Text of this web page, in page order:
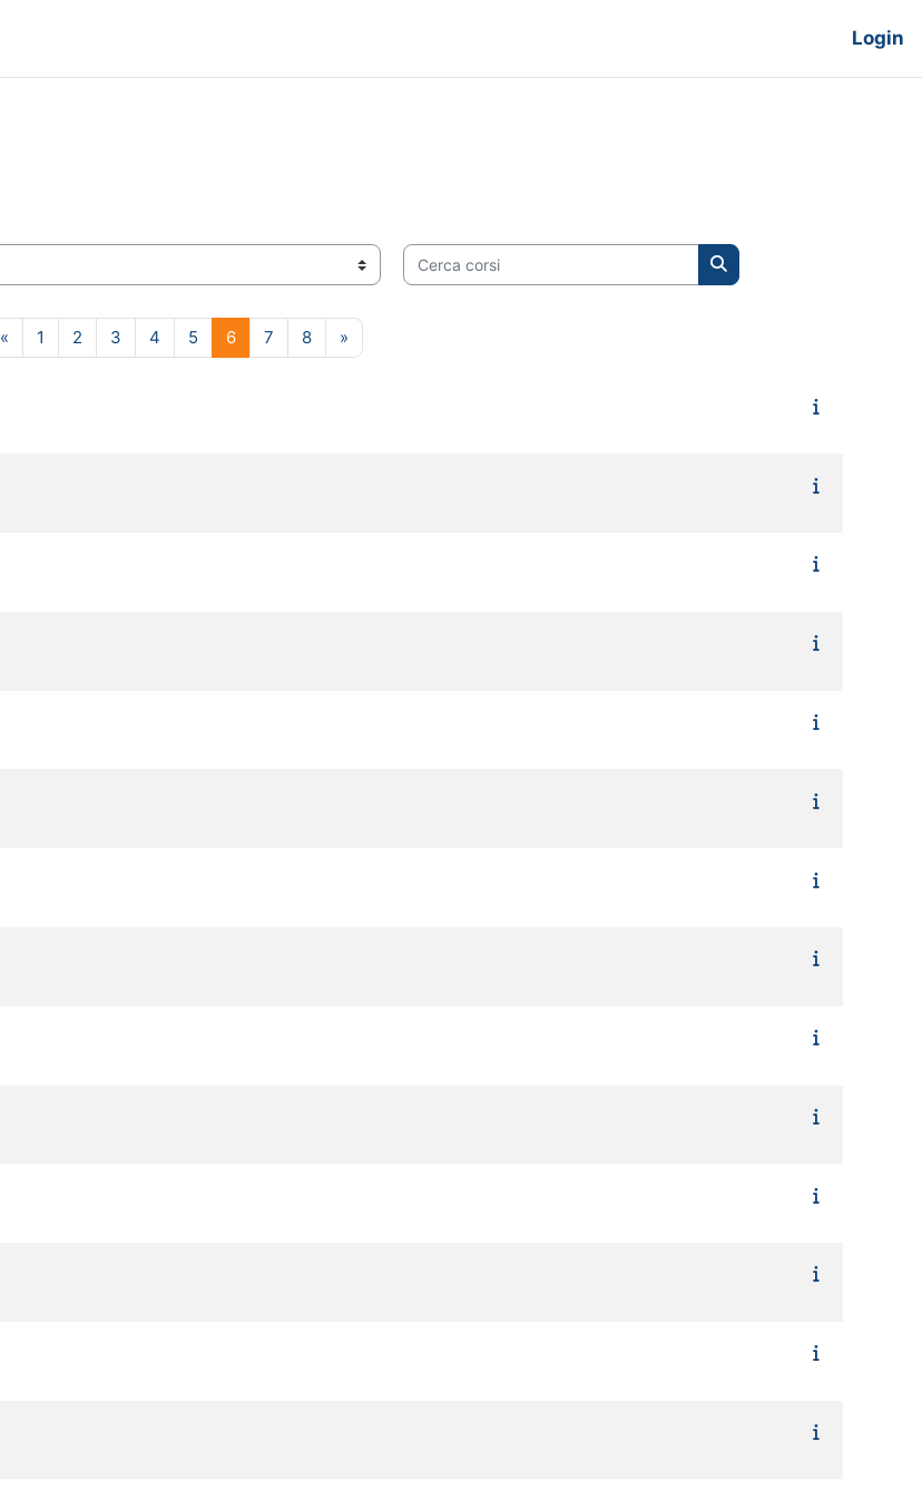
Login
Cerca corsi
Cerca corsi
«Pagina precedente
1 Pagina 1
2Pagina 2
3Pagina 3
4Pagina 4
5Pagina 5
6Pagina 6
7Pagina 7
8Pagina 8
»Pagina successiva